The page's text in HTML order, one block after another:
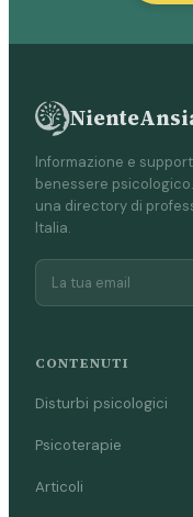
Informazione e
benessere
una directory di
Italia.
CONTENUTI
Disturbi psicologici
Psicoterapie
Articoli